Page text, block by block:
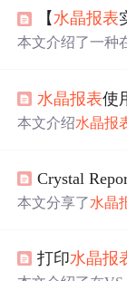
【水晶报表
本文介绍了一种
水晶报表使
本文介绍水晶报
作与实例，引导
程接口示例增强
Crystal
本文分享了水晶
打印水晶报